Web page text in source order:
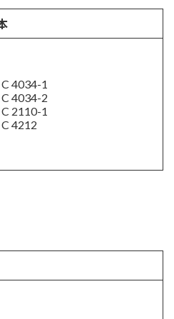
C 4034-1
C 4034-2
C 2110-1
C 4212